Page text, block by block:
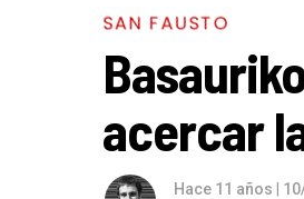
SAN FAUSTO
acercar
Hace 11 años |